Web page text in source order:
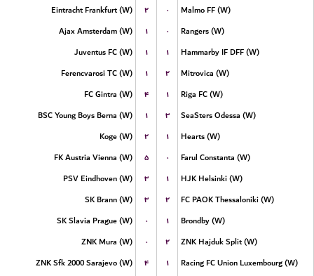
Eintracht Frankfurt (W)
۲ ۰
Malmo FF (W)
Ajax Amsterdam (W)
۱ ۰
Rangers (W)
Juventus FC (W)
۱ ۱
Hammarby IF DFF (W)
Ferencvarosi TC (W)
۱ ۲
Mitrovica (W)
FC Gintra (W)
۴ ۱
Riga FC (W)
BSC Young Boys Berna (W)
۱ ۳
SeaSters Odessa (W)
Koge (W)
۲ ۱
Hearts (W)
FK Austria Vienna (W)
۵ ۰
Farul Constanta (W)
PSV Eindhoven (W)
۳ ۱
HJK Helsinki (W)
SK Brann (W)
۳ ۲
FC PAOK Thessaloniki (W)
SK Slavia Prague (W)
۰ ۱
Brondby (W)
ZNK Mura (W)
۰ ۲
ZNK Hajduk Split (W)
ZNK Sfk 2000 Sarajevo (W)
۴ ۱
Racing FC Union Luxembourg (W)